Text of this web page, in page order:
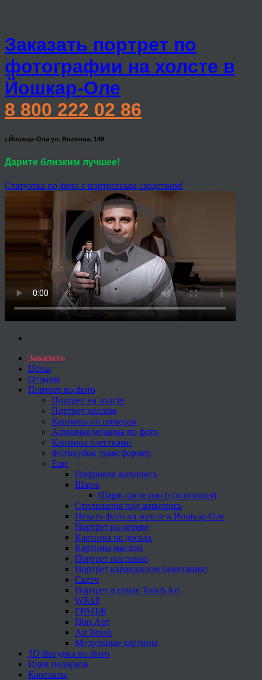
Заказать портрет по
фотографии на холсте в
Йошкар-Оле
8 800 222 02 86
г.Йошкар-Ола ул. Волкова, 149
Дарите близким лучшее!
Статуэтка по фото с портретным сходством!
Заказать
Цены
Отзывы
Портрет по фото
Портрет на холсте
Портрет маслом
Картины по номерам
Алмазная мозаика по фото
Картины блестками
Фотокубик трансформер
Еще
Цифровая живопись
Шарж
Шарж пастелью (стилизация)
Стилизация под живопись
Печать фото на холсте в Йошкар-Оле
Портрет на дереве
Картины на досках
Картины маслом
Портрет пастелью
Портрет карандашом (имитация)
Скетч
Портрет в стиле Touch Art
WPAP
ГРАНЖ
Поп Арт
Art Brush
Модульные картины
3D фигурка по фото
Идеи подарков
Контакты